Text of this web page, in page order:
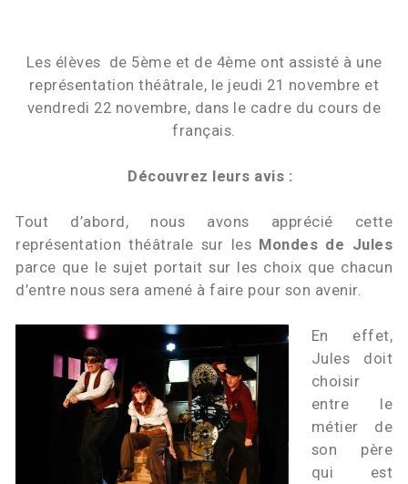
Les élèves de 5ème et de 4ème ont assisté à une
représentation théâtrale, le jeudi 21 novembre et
vendredi 22 novembre, dans le cadre du cours de
français.
Découvrez leurs avis :
Tout d’abord, nous avons apprécié cette
représentation théâtrale sur les Mondes de Jules
parce que le sujet portait sur les choix que chacun
d’entre nous sera amené à faire pour son avenir.
En effet,
Jules doit
choisir
entre le
métier de
son père
qui est